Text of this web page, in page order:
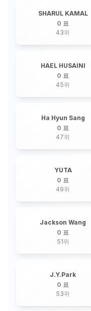
SHARUL KAMAL
0 표
43위
HAEL HUSAINI
0 표
45위
Ha Hyun Sang
0 표
47위
YUTA
0 표
49위
Jackson Wang
0 표
51위
J.Y.Park
0 표
53위